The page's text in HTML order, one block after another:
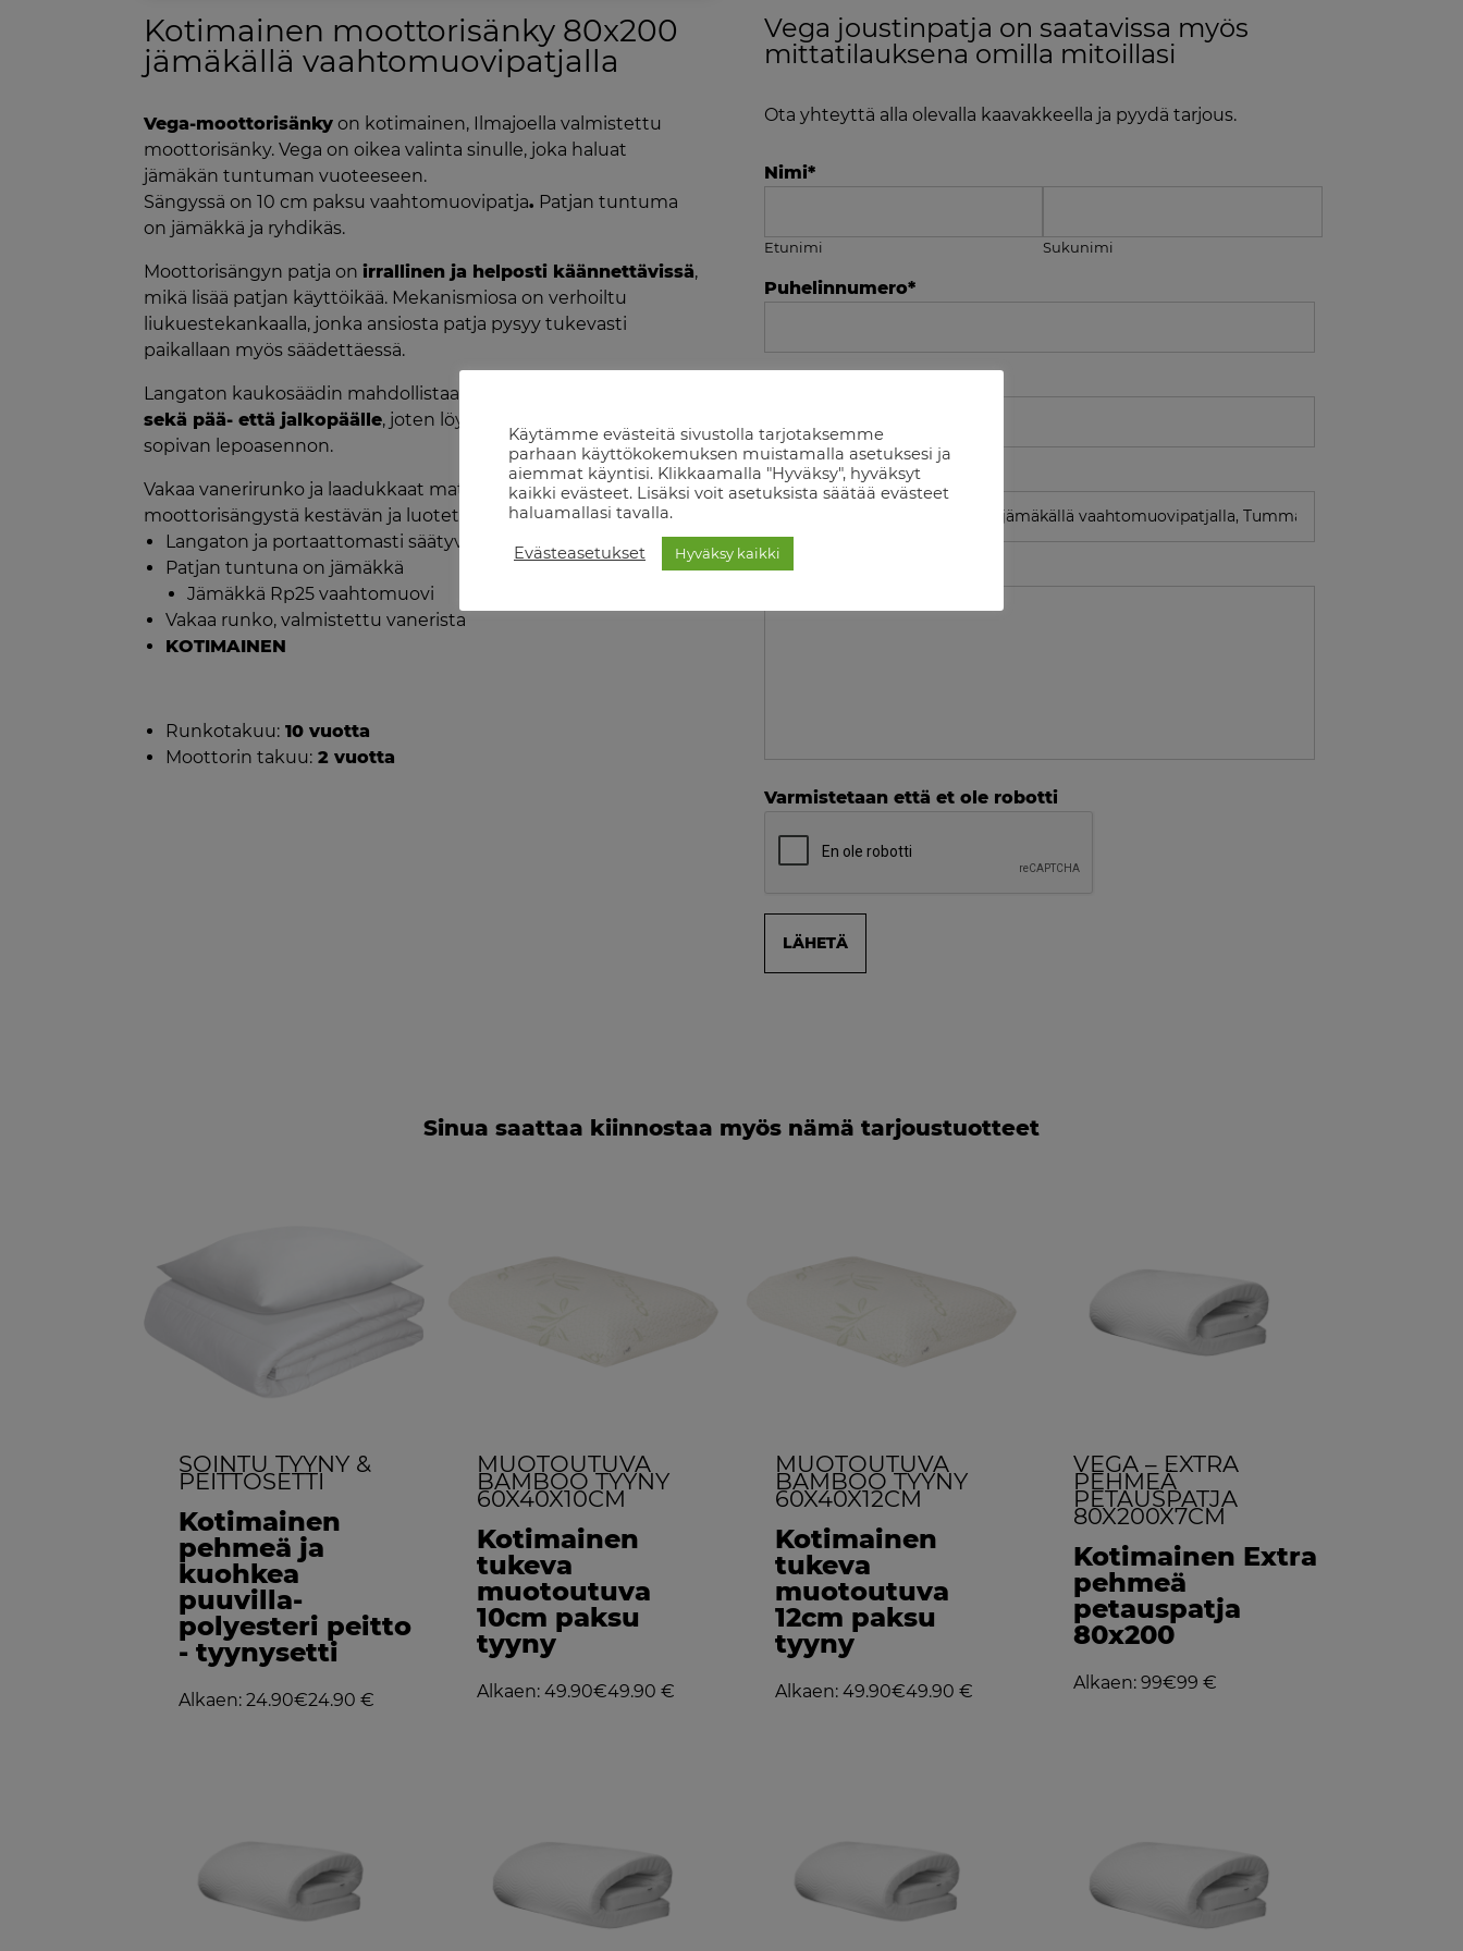
Kotimainen moottorisänky 80x200
jämäkällä vaahtomuovipatjalla
Vega-moottorisänky on kotimainen, Ilmajoella valmistettu
moottorisänky. Vega on oikea valinta sinulle, joka haluat
jämäkän tuntuman vuoteeseen.
Sängyssä on 10 cm paksu vaahtomuovipatja. Patjan tuntuma
on jämäkkä ja ryhdikäs.
Moottorisängyn patja on irrallinen ja helposti käännettävissä,
mikä lisää patjan käyttöikää. Mekanismiosa on verhoiltu
liukuestekankaalla, jonka ansiosta patja pysyy tukevasti
paikallaan myös säädettäessä.
Langaton kaukosäädin mahdollistaa
sekä pää- että jalkopäälle, joten löydät helposti juuri sinulle
sopivan lepoasennon.
Vakaa vanerirunko ja laadukkaat materiaalit tekevät Vega-
moottorisängystä kestävän ja luotettavan valinnan.
Langaton ja portaattomasti säätyvä säätö pää- ja jalkopäälle
Patjan tuntuna on jämäkkä
Jämäkkä Rp25 vaahtomuovi
Vakaa runko, valmistettu vanerista
KOTIMAINEN
Runkotakuu: 10 vuotta
Moottorin takuu: 2 vuotta
Vega joustinpatja on saatavissa myös
mittatilauksena omilla mitoillasi
Ota yhteyttä alla olevalla kaavakkeella ja pyydä tarjous.
Nimi*
Etunimi Sukunimi
Puhelinnumero*
Tuote jota asiani koskee
Viesti
Varmistetaan että et ole robotti
Sinua saattaa kiinnostaa myös nämä tarjoustuotteet
SOINTU TYYNY &
PEITTOSETTI
Kotimainen
pehmeä ja
kuohkea
puuvilla-
polyesteri peitto
- tyynysetti
Alkaen: 24.90€24.90 €
MUOTOUTUVA
BAMBOO TYYNY
60X40X10CM
Kotimainen
tukeva
muotoutuva
10cm paksu
tyyny
Alkaen: 49.90€49.90 €
MUOTOUTUVA
BAMBOO TYYNY
60X40X12CM
Kotimainen
tukeva
muotoutuva
12cm paksu
tyyny
Alkaen: 49.90€49.90 €
VEGA – EXTRA
PEHMEÄ
PETAUSPATJA
80X200X7CM
Kotimainen Extra
pehmeä
petauspatja
80x200
Alkaen: 99€99 €
Käytämme evästeitä sivustolla tarjotaksemme
parhaan käyttökokemuksen muistamalla asetuksesi ja
aiemmat käyntisi. Klikkaamalla "Hyväksy", hyväksyt
kaikki evästeet. Lisäksi voit asetuksista säätää evästeet
haluamallasi tavalla.
Evästeasetukset Hyväksy kaikki